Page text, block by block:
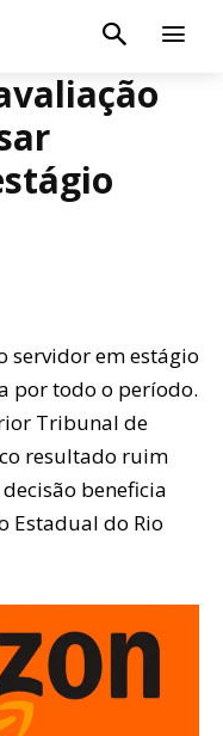
servidor em estágio
por todo o período.
Tribunal de
resultado ruim
beneficia
Estadual do Rio